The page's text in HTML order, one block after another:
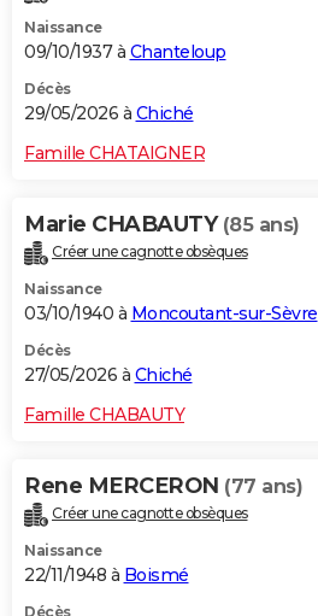
Dictionnaire
Biographies
Citations
Expressions
Proverbes
PROGRAMME TV
S'inscrire
Se connecter
Lycées
Collèges
Primaires
Universités
Entreprises
Service militaire
Avis de recherche
AVIS DE DÉCÈS
FORUM
Bricolage
Lifestyle
Culture
Television
Voyage
Naissance
09/10/1937 à Chanteloup
Décès
29/05/2026 à Chiché
Famille CHATAIGNER
Marie CHABAUTY (85 ans)
Créer une cagnotte obsèques
Naissance
03/10/1940 à Moncoutant-sur-Sèvre
Décès
27/05/2026 à Chiché
Famille CHABAUTY
Rene MERCERON (77 ans)
Créer une cagnotte obsèques
Naissance
22/11/1948 à Boismé
Décès